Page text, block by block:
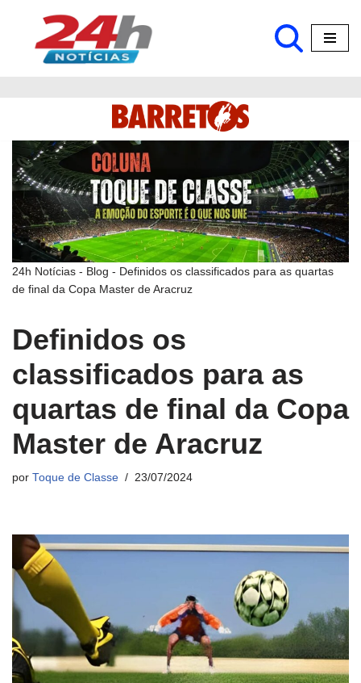
Pular
24h Notícias - Blog - Definidos os classificados para as quartas
de final da Copa Master de Aracruz
Definidos os
classificados para as
quartas de final da Copa
Master de Aracruz
por Toque de Classe 23/07/2024